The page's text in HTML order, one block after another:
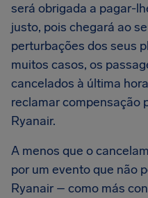
será obrigada a pagar-
justo, pois chegará ao
perturbações dos seus
muitos casos, os
cancelados à última
reclamar compensação
Ryanair.
A menos que o
por um evento que não
Ryanair – como más